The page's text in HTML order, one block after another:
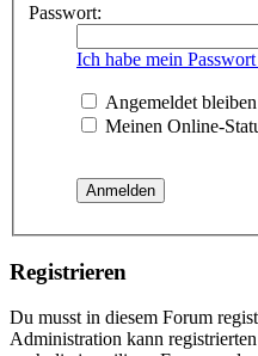
Passwort:
Ich habe mein Passwort
Angemeldet bleiben
Meinen Online-
Registrieren
Du musst in diesem Forum
Administration kann